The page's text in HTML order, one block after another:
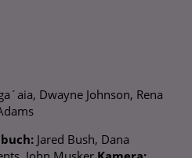
Dwayne Johnson, Rena
Jared Bush, Dana